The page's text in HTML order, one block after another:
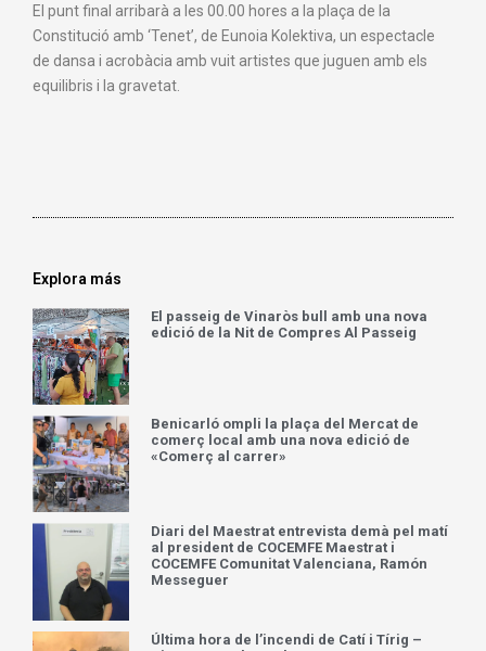
El punt final arribarà a les 00.00 hores a la plaça de la
Constitució amb ‘Tenet’, de Eunoia Kolektiva, un espectacle
de dansa i acrobàcia amb vuit artistes que juguen amb els
equilibris i la gravetat.
Explora más
El passeig de Vinaròs bull amb una nova
edició de la Nit de Compres Al Passeig
Benicarló ompli la plaça del Mercat de
comerç local amb una nova edició de
«Comerç al carrer»
Diari del Maestrat entrevista demà pel matí
al president de COCEMFE Maestrat i
COCEMFE Comunitat Valenciana, Ramón
Messeguer
Última hora de l’incendi de Catí i Tírig –